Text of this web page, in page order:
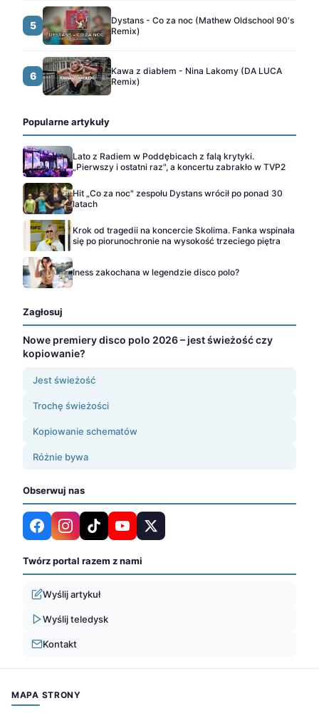
5
Dystans - Co za noc (Mathew Oldschool 90's
Remix)
6
Kawa z diabłem - Nina Lakomy (DA LUCA
Remix)
Popularne artykuły
Lato z Radiem w Poddębicach z falą krytyki.
„Pierwszy i ostatni raz", a koncertu zabrakło w TVP2
Hit „Co za noc" zespołu Dystans wrócił po ponad 30
latach
Krok od tragedii na koncercie Skolima. Fanka wspinała
się po piorunochronie na wysokość trzeciego piętra
Iness zakochana w legendzie disco polo?
Zagłosuj
Nowe premiery disco polo 2026 – jest świeżość czy
kopiowanie?
Jest świeżość
Trochę świeżości
Kopiowanie schematów
Różnie bywa
Obserwuj nas
Twórz portal razem z nami
Wyślij artykuł
Wyślij teledysk
Kontakt
MAPA STRONY